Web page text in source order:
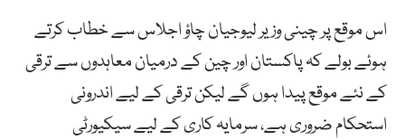
اس موقع پر چینی وزیر لیوجیان چاؤ اجلاس سے خطاب کرتے
ہوئے بولے کہ پاکستان اور چین کے درمیان معاہدوں سے ترقی
کے نئے موقع پیدا ہوں گے لیکن ترقی کے لیے اندرونی
استحکام ضروری ہے، سرمایہ کاری کے لیے سیکیورٹی